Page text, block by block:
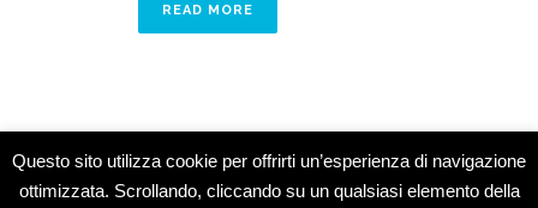
READ MORE
Questo sito utilizza cookie per offrirti un’esperienza di navigazione
ottimizzata. Scrollando, cliccando su un qualsiasi elemento della